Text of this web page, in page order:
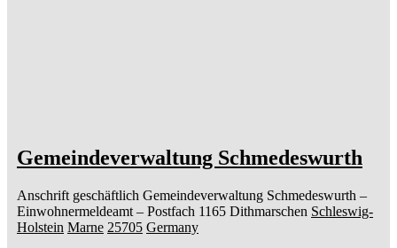
Gemeindeverwaltung Schmedeswurth
Anschrift geschäftlich Gemeindeverwaltung Schmedeswurth –
Einwohnermeldeamt – Postfach 1165 Dithmarschen Schleswig-
Holstein Marne 25705 Germany